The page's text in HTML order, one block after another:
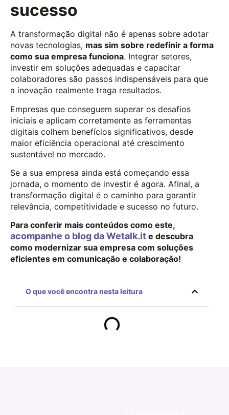
sucesso
A transformação digital não é apenas sobre adotar
novas tecnologias, mas sim sobre redefinir a forma
como sua empresa funciona. Integrar setores,
investir em soluções adequadas e capacitar
colaboradores são passos indispensáveis para que
a inovação realmente traga resultados.
Empresas que conseguem superar os desafios
iniciais e aplicam corretamente as ferramentas
digitais colhem benefícios significativos, desde
maior eficiência operacional até crescimento
sustentável no mercado.
Se a sua empresa ainda está começando essa
jornada, o momento de investir é agora. Afinal, a
transformação digital é o caminho para garantir
relevância, competitividade e sucesso no futuro.
Para conferir mais conteúdos como este,
acompanhe o blog da Wetalk.it e descubra
como modernizar sua empresa com soluções
eficientes em comunicação e colaboração!
O que você encontra nesta leitura